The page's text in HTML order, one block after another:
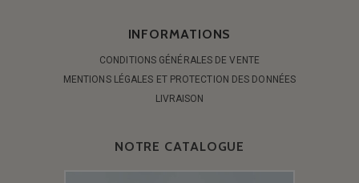
INFORMATIONS
CONDITIONS GÉNÉRALES DE VENTE
MENTIONS LÉGALES ET PROTECTION DES DONNÉES
LIVRAISON
NOTRE CATALOGUE